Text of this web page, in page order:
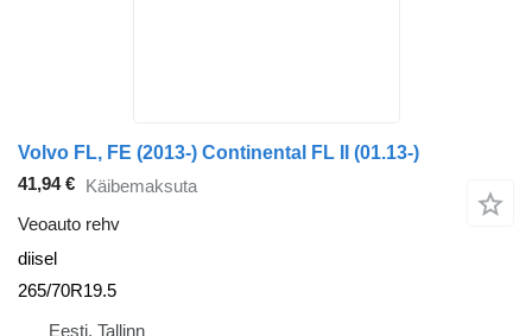
Volvo FL, FE (2013-) Continental FL II (01.13-)
41,94 € Käibemaksuta
Veoauto rehv
diisel
265/70R19.5
Eesti, Tallinn